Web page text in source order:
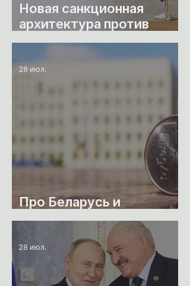
Новая санкционная
архитектура против
режима Лукашенко
Про Беларусь и
эмиграцию
28 июл.
28 июл.